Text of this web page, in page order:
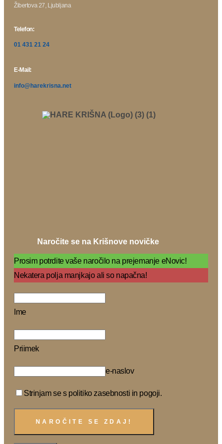
Žibertova 27, Ljubljana
Telefon:
01 431 21 24
E-Mail:
info@harekrisna.net
Naročite se na Krišnove novičke
Prosim potrdite vaše naročilo na prejemanje eNovic!
Nekatera polja manjkajo ali so napačna!
Ime
Priimek
e-naslov
Strinjam se s politiko zasebnosti in pogoji.